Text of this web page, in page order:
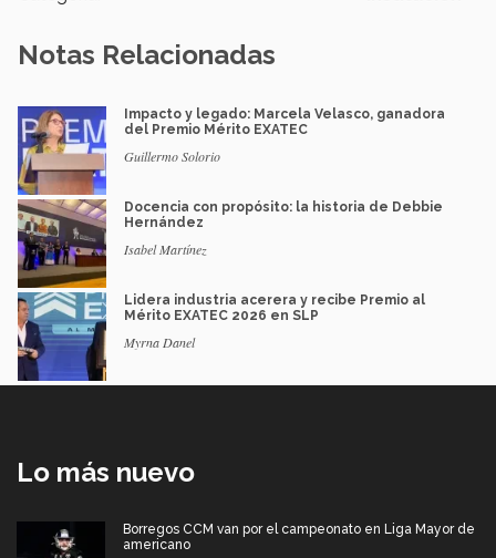
Notas Relacionadas
Impacto y legado: Marcela Velasco, ganadora
del Premio Mérito EXATEC
Guillermo Solorio
Docencia con propósito: la historia de Debbie
Hernández
Isabel Martínez
Lidera industria acerera y recibe Premio al
Mérito EXATEC 2026 en SLP
Myrna Danel
Lo más nuevo
Borregos CCM van por el campeonato en Liga Mayor de
americano